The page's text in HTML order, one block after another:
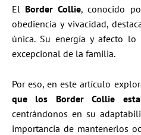
El Border Collie, conocido
obediencia y vivacidad,
única. Su energía y afecto
excepcional de la familia.
Por eso, en este artículo
que los Border Collie
centrándonos en su
importancia de mantenerlos